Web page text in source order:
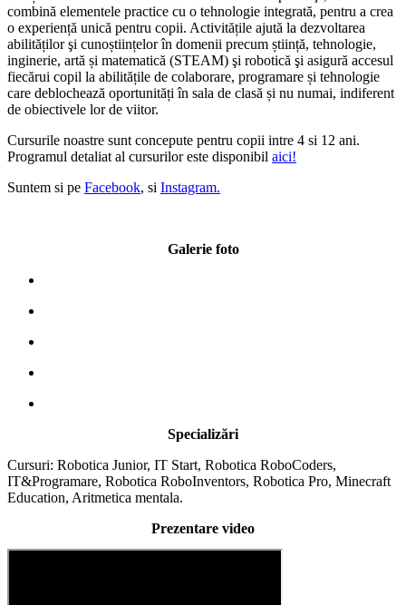
combină elementele practice cu o tehnologie integrată, pentru a crea
o experiență unică pentru copii. Activitățile ajută la dezvoltarea
abilităților şi cunoștiințelor în domenii precum știință, tehnologie,
inginerie, artă și matematică (STEAM) şi robotică şi asigură accesul
fiecărui copil la abilitățile de colaborare, programare și tehnologie
care deblochează oportunități în sala de clasă și nu numai, indiferent
de obiectivele lor de viitor.
Cursurile noastre sunt concepute pentru copii intre 4 si 12 ani.
Programul detaliat al cursurilor este disponibil aici!
Suntem si pe Facebook, si Instagram.
Galerie foto
Specializări
Cursuri: Robotica Junior, IT Start, Robotica RoboCoders,
IT&Programare, Robotica RoboInventors, Robotica Pro, Minecraft
Education, Aritmetica mentala.
Prezentare video